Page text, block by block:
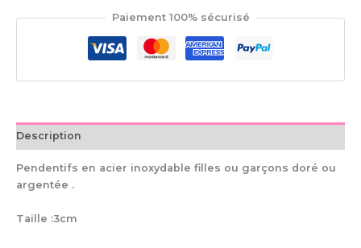
Paiement 100% sécurisé
Description
Pendentifs en acier inoxydable filles ou garçons doré ou
argentée .
Taille :3cm